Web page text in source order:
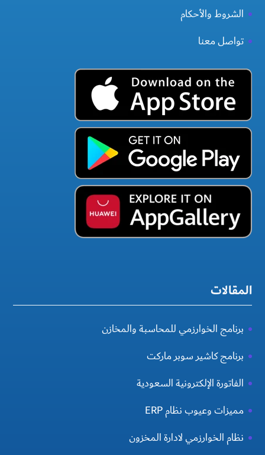
الشروط والأحكام
تواصل معنا
المقالات
برنامج الخوارزمي للمحاسبة والمخازن
برنامج كاشير سوبر ماركت
الفاتورة الإلكترونية السعودية
مميزات وعيوب نظام ERP
نظام الخوارزمي لادارة المخزون